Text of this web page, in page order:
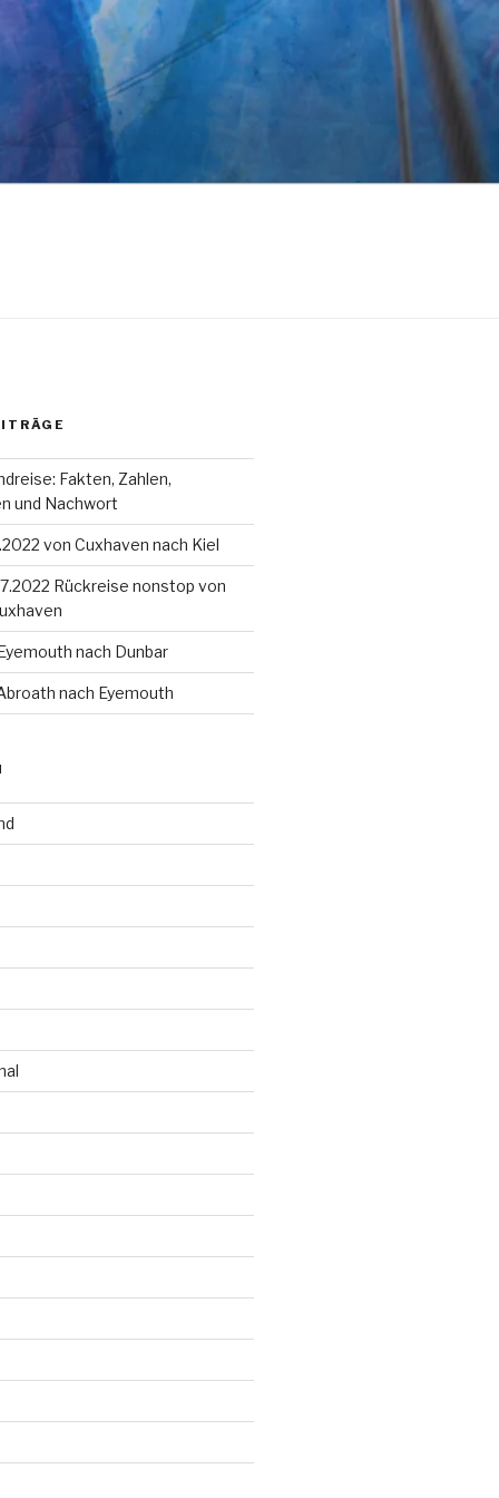
Fakten, Zahlen,
und Nachwort
von Cuxhaven nach Kiel
Rückreise nonstop von
nach Dunbar
nach Eyemouth